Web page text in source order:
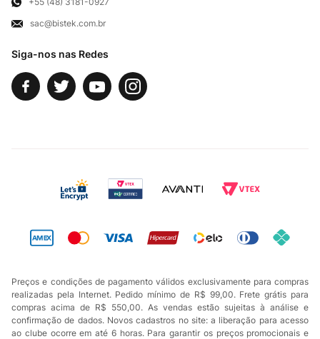
Siga-nos nas Redes
Fale Conosco
+55 (48) 3181-0927
sac@bistek.com.br
Preços e condições de pagamento válidos exclusivamente para compras
realizadas pela Internet. Pedido mínimo de R$ 99,00. Frete grátis para
compras acima de R$ 550,00. As vendas estão sujeitas à análise e
confirmação de dados. Novos cadastros no site: a liberação para acesso
ao clube ocorre em até 6 horas. Para garantir os preços promocionais e